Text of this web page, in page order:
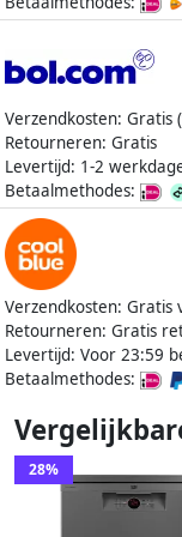
Verzendkosten: Gratis
Retourneren: Gratis
Levertijd: 1-2
Betaalmethodes:
Verzendkosten: Gratis
Retourneren: Gratis
Levertijd: Voor 23:59
Betaalmethodes:
28%